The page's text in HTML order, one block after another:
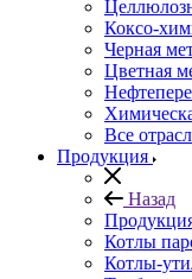
Коксо-
Черная
Цветная
Все
Продукция
Назад
Котлы
Котлы-